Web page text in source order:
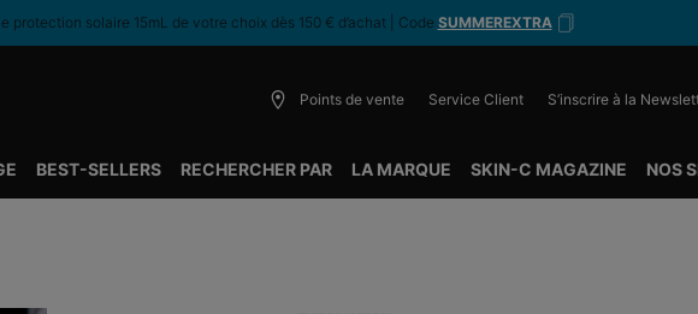
protection solaire 15mL de votre choix dès 150 € d’achat | Code SUMMEREXTRA
Points de vente Service Client S’inscrire à la
BEST-SELLERS RECHERCHER PAR LA MARQUE SKIN-C MAGAZINE NOS